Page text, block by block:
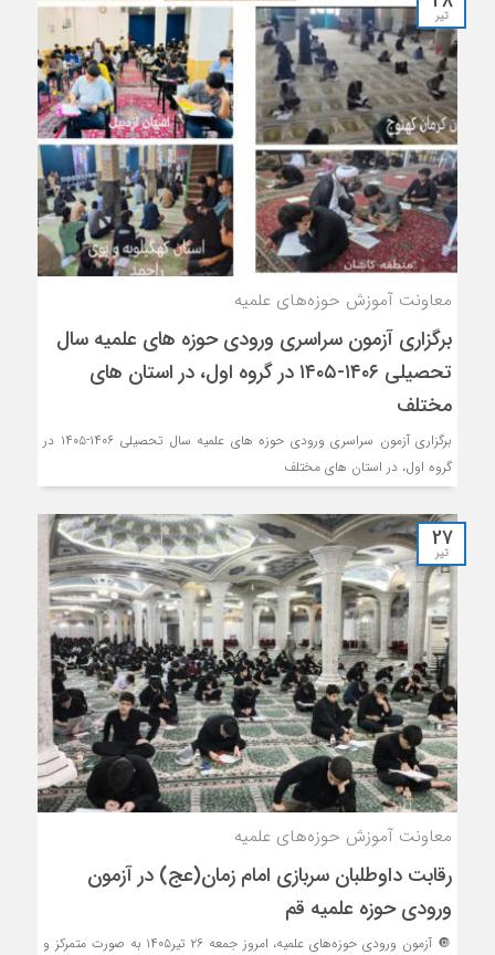
تیر
معاونت آموزش حوزه‌های علمیه
برگزاری آزمون سراسری ورودی حوزه های علمیه سال
تحصیلی ۱۴۰۶-۱۴۰۵ در گروه اول، در استان های
مختلف
برگزاری آزمون سراسری ورودی حوزه های علمیه سال تحصیلی ۱۴۰۶-۱۴۰۵ در
گروه اول، در استان های مختلف
27
تیر
معاونت آموزش حوزه‌های علمیه
رقابت داوطلبان سربازی امام زمان(عج) در آزمون
ورودی حوزه علمیه قم
🔘 آزمون ورودی حوزه‌های علمیه، امروز جمعه ۲۶ تیر۱۴۰۵ به صورت متمرکز و